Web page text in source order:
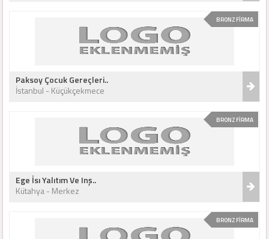
BRONZ FİRMA
Paksoy Çocuk Gereçleri..
İstanbul - Küçükçekmece
BRONZ FİRMA
Ege İsı Yalıtım Ve Inş..
Kütahya - Merkez
BRONZ FİRMA